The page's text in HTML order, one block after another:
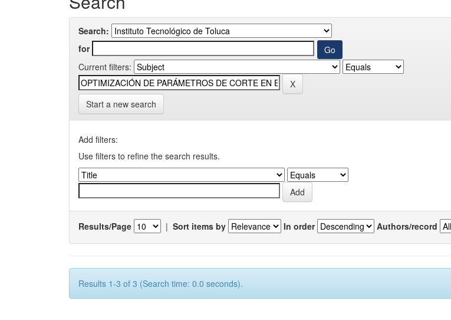
Search:
for
Current filters:
Start a new search
Add filters:
Use filters to refine the search results.
Results/Page | Sort items by In order Authors/record
Results 1-3 of 3 (Search time: 0.0 seconds).